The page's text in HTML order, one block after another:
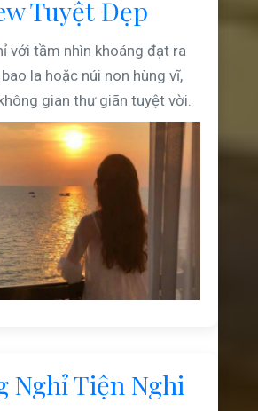
Tuyệt Đẹp
với tầm nhìn khoáng đạt ra
la hoặc núi non hùng vĩ,
gian thư giãn tuyệt vời.
Nghỉ Tiện Nghi